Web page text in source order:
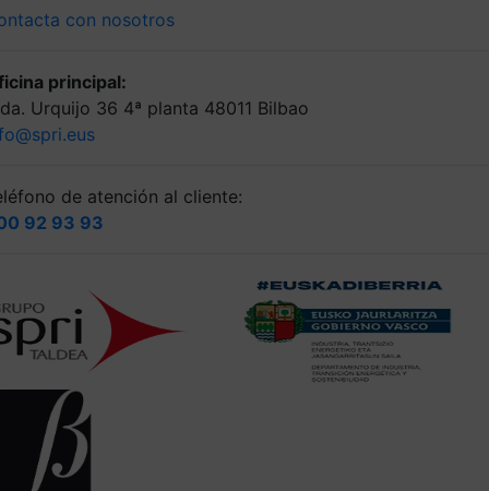
con nosotros
principal:
Urquijo 36 4ª planta 48011 Bilbao
de atención al cliente:
92 93 93